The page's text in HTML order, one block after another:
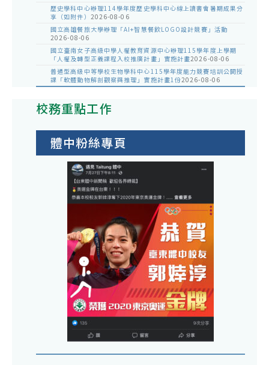
歷史學科中心辦理114學年度歷史學科中心線上讀書會暑期成果分
享（如附件） 2026-08-06
國立高雄餐旅大學辦理「AI+智慧餐飲LOGO設計競賽」活動
2026-08-06
國立臺南女子高級中學人權教育資源中心辦理115學年度上學期
「人權及轉型正義課程入校推廣計畫」實施計畫2026-08-06
普通型高級中等學校生物學科中心115學年度能力競賽培訓公開授
課「軟體動物解剖觀察與推理」實施計畫1份2026-08-06
校務重點工作
體中粉絲專頁